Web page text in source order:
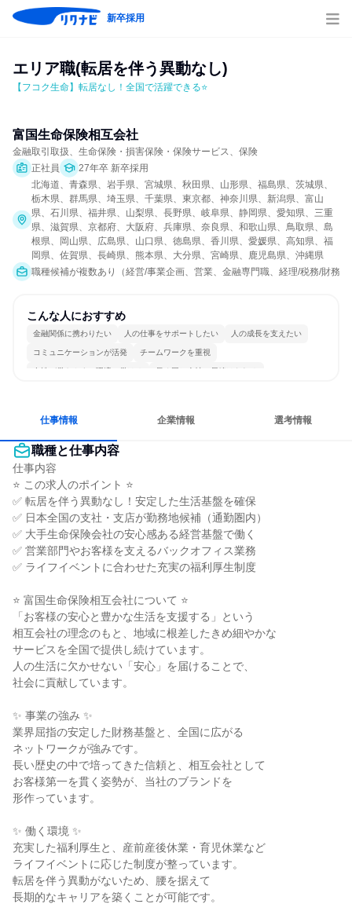
新卒採用
エリア職(転居を伴う異動なし)
【フコク生命】転居なし！全国で活躍できる⭐
富国生命保険相互会社
金融取引取扱、生命保険・損害保険・保険サービス、保険
正社員
27年卒 新卒採用
北海道、青森県、岩手県、宮城県、秋田県、山形県、福島県、茨城県、
栃木県、群馬県、埼玉県、千葉県、東京都、神奈川県、新潟県、富山
県、石川県、福井県、山梨県、長野県、岐阜県、静岡県、愛知県、三重
県、滋賀県、京都府、大阪府、兵庫県、奈良県、和歌山県、鳥取県、島
根県、岡山県、広島県、山口県、徳島県、香川県、愛媛県、高知県、福
岡県、佐賀県、長崎県、熊本県、大分県、宮崎県、鹿児島県、沖縄県
職種候補が複数あり（経営/事業企画、営業、金融専門職、経理/税務/財務
こんな人におすすめ
金融関係に携わりたい 人の仕事をサポートしたい 人の成長を支えたい
コミュニケーションが活発 チームワークを重視
女性が働きやすい環境で働ける 長く同じ会社に居続けられる
仕事情報 企業情報 選考情報
職種と仕事内容
仕事内容
⭐ この求人のポイント ⭐
✅ 転居を伴う異動なし！安定した生活基盤を確保
✅ 日本全国の支社・支店が勤務地候補（通勤圏内）
✅ 大手生命保険会社の安心感ある経営基盤で働く
✅ 営業部門やお客様を支えるバックオフィス業務
✅ ライフイベントに合わせた充実の福利厚生制度
⭐ 富国生命保険相互会社について ⭐
「お客様の安心と豊かな生活を支援する」という
相互会社の理念のもと、地域に根差したきめ細やかな
サービスを全国で提供し続けています。
人の生活に欠かせない「安心」を届けることで、
社会に貢献しています。
✨ 事業の強み ✨
業界屈指の安定した財務基盤と、全国に広がる
ネットワークが強みです。
長い歴史の中で培ってきた信頼と、相互会社として
お客様第一を貫く姿勢が、当社のブランドを
形作っています。
✨ 働く環境 ✨
充実した福利厚生と、産前産後休業・育児休業など
ライフイベントに応じた制度が整っています。
転居を伴う異動がないため、腰を据えて
長期的なキャリアを築くことが可能です。